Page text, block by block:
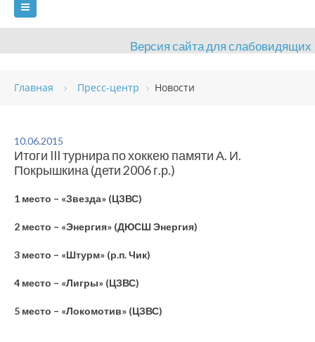
Версия сайта для слабовидящих
ГЛАВНАЯ
ВИДЫ СПОРТА
ОБЪЕКТЫ ДОКУМЕНТЫ
ОЦЕНКА КАЧЕСТВА ОБРАЗОВАНИЯ
ПЛАТНЫЕ УСЛУГИ КОНТАКТЫ
Главная Пресс-центр Новости
10.06.2015
Итоги III турнира по хоккею памяти А. И.
Покрышкина (дети 2006 г.р.)
1 место – «Звезда» (ЦЗВС)
2 место – «Энергия» (ДЮСШ Энергия)
3 место – «Штурм» (р.п. Чик)
4 место – «Лигры» (ЦЗВС)
5 место – «Локомотив» (ЦЗВС)